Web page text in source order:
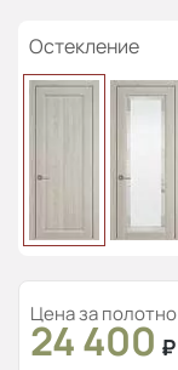
Остекление
Цена за полотно
24 400 ₽